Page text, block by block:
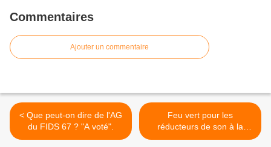
Commentaires
Ajouter un commentaire
< Que peut-on dire de l'AG
du FIDS 67 ? "A voté".
Feu vert pour les
réducteurs de son à la
chasse >